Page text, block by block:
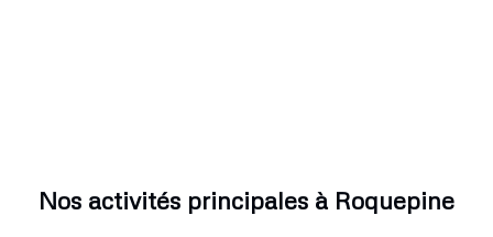
Nos activités principales à Roquepine